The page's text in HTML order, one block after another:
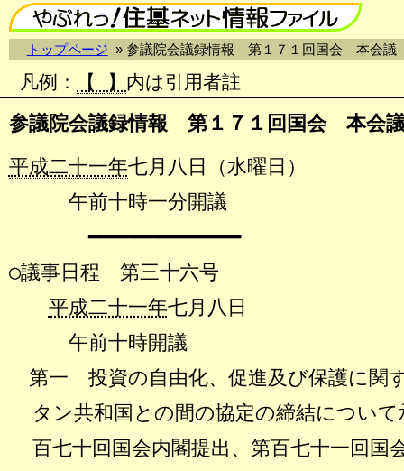
トップページ » 参議院会議録情報 第１７１回国会 本会
凡例 ： 【 】 内は引用者註
参議院会議録情報 第１７１回国会 本会
平成二十一年七月八日（水曜日）
午前十時一分開議
━━━━━━━━━━━━━
○議事日程 第三十六号
平成二十一年七月八日
午前十時開議
第一 投資の自由化、促進及び保護に関
タン共和国との間の協定の締結につい
百七十回国会内閣提出、第百七十一回国